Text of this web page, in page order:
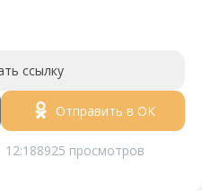
ссылку
Отправить в ОК
12:188925 просмотров